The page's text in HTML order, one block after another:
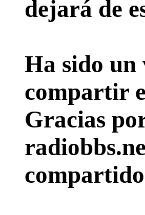
dejará de
Ha sido
compartir
Gracias